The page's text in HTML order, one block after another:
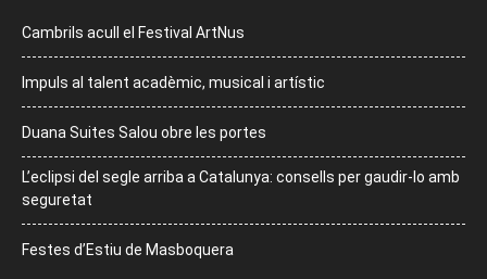
Cambrils acull el Festival ArtNus
Impuls al talent acadèmic, musical i artístic
Duana Suites Salou obre les portes
L’eclipsi del segle arriba a Catalunya: consells per gaudir-lo amb
seguretat
Festes d’Estiu de Masboquera